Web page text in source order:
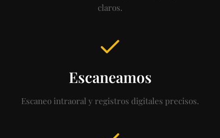
claros.
Escaneamos
Escaneo intraoral y registros digitales precisos.